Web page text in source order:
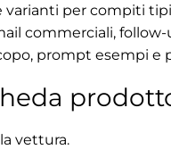
per compiti
commerciali,
prompt esempi e
vettura.